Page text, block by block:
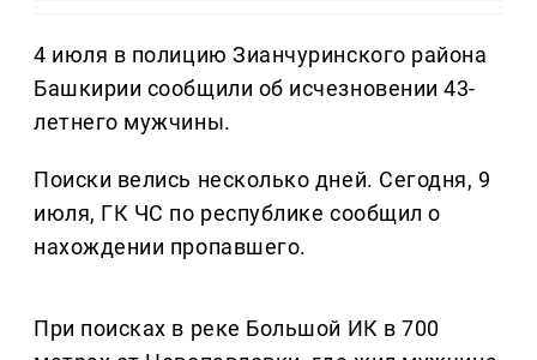
4 июля в полицию Зианчуринского района
Башкирии сообщили об исчезновении 43-
летнего мужчины.
Поиски велись несколько дней. Сегодня, 9
июля, ГК ЧС по республике сообщил о
нахождении пропавшего.
При поисках в реке Большой ИК в 700